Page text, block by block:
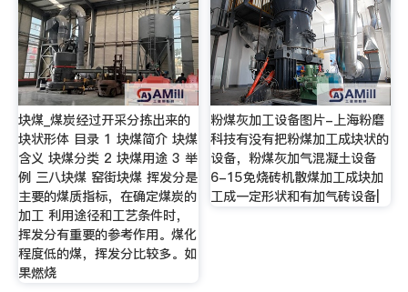
块煤_煤炭经过开采分拣出来的
块状形体 目录 1 块煤简介 块煤
含义 块煤分类 2 块煤用途 3 举
例 三八块煤 窑街块煤 挥发分是
主要的煤质指标，在确定煤炭的
加工 利用途径和工艺条件时，
挥发分有重要的参考作用。煤化
程度低的煤，挥发分比较多。如
果燃烧
粉煤灰加工设备图片-上海粉磨
科技有没有把粉煤加工成块状的
设备，粉煤灰加气混凝土设备
6-15免烧砖机散煤加工成块加
工成一定形状和有加气砖设备|